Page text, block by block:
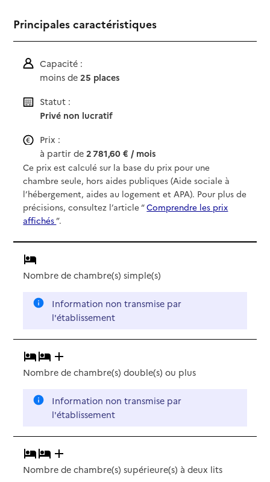
Principales caractéristiques
Capacité :
moins de25 places
Statut :
Privé non lucratif
Prix :
à partir de2 781,60 € / mois
Ce prix est calculé sur la base du prix pour une
chambre seule, hors aides publiques (Aide sociale à
l’hébergement, aides au logement et APA). Pour plus de
précisions, consultez l’article “Comprendre les prix
affichés”.
Nombre de chambre(s) simple(s)
Information non transmise par
l'établissement
Nombre de chambre(s) double(s)ou plus
Information non transmise par
l'établissement
Nombre de chambre(s) supérieure(s) à deux lits